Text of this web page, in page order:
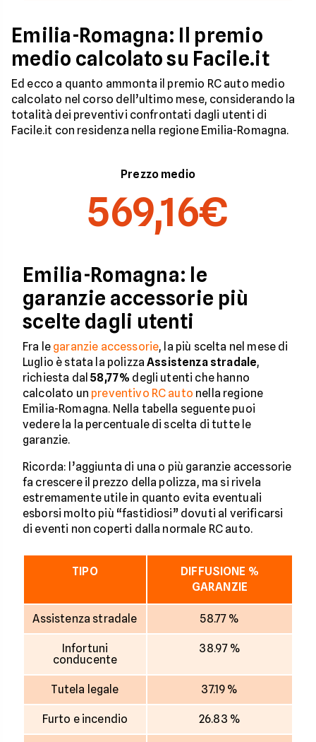
Emilia-Romagna: Il premio
medio calcolato su Facile.it
Ed ecco a quanto ammonta il premio RC auto medio
calcolato nel corso dell’ultimo mese, considerando la
totalità dei preventivi confrontati dagli utenti di
Facile.it con residenza nella regione Emilia-Romagna.
Prezzo medio
569,16€
Emilia-Romagna: le
garanzie accessorie più
scelte dagli utenti
Fra le garanzie accessorie, la più scelta nel mese di
Luglio è stata la polizzaAssistenza stradale,
richiesta dal58,77% degli utenti che hanno
calcolato un preventivo RC auto nella regione
Emilia-Romagna. Nella tabella seguente puoi
vedere la la percentuale di scelta di tutte le
garanzie.
Ricorda: l’aggiunta di una o più garanzie accessorie
fa crescere il prezzo della polizza, ma si rivela
estremamente utile in quanto evita eventuali
esborsi molto più “fastidiosi” dovuti al verificarsi
di eventi non coperti dalla normale RC auto.
TIPO
DIFFUSIONE %
GARANZIE
Assistenza stradale 58.77 %
Infortuni
conducente
38.97 %
Tutela legale 37.19 %
Furto e incendio 26.83 %